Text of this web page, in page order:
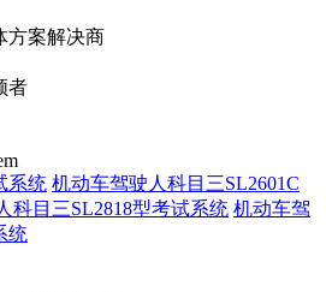
方案解决商
者
系统 机动车驾驶人科目三SL2601C
科目三SL2818型考试系统 机动车驾
统